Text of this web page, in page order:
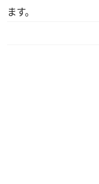
ます。